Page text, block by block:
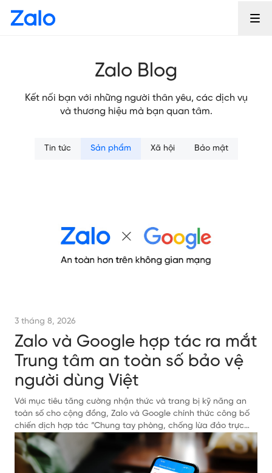
Zalo Blog
Kết nối bạn với những người thân yêu, các dịch vụ
và thương hiệu mà bạn quan tâm.
Tin tức Sản phẩm Xã hội Bảo mật
3 tháng 8, 2026
Zalo và Google hợp tác ra mắt
Trung tâm an toàn số bảo vệ
người dùng Việt
Với mục tiêu tăng cường nhận thức và trang bị kỹ năng an
toàn số cho cộng đồng, Zalo và Google chính thức công bố
chiến dịch hợp tác “Chung tay phòng, chống lừa đảo trực
tuyến”.